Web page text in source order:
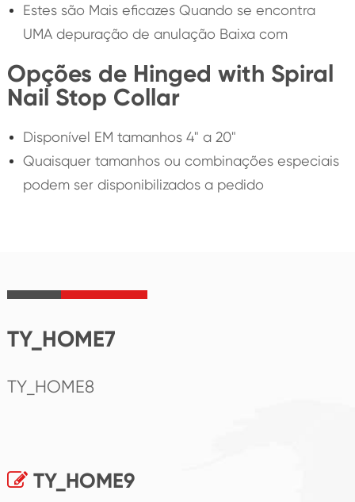
Estes são Mais eficazes Quando se encontra
UMA depuração de anulação Baixa com
Opções de Hinged with Spiral
Nail Stop Collar
Disponível EM tamanhos 4" a 20"
Quaisquer tamanhos ou combinações especiais
podem ser disponibilizados a pedido
TY_HOME7
TY_HOME8
TY_HOME9